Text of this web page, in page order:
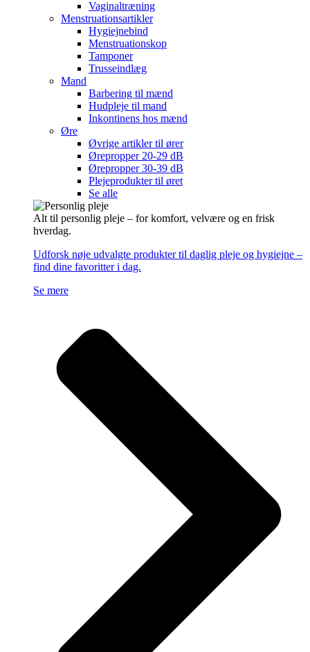
Vaginaltræning
Menstruationsartikler
Hygiejnebind
Menstruationskop
Tamponer
Trusseindlæg
Mand
Barbering til mænd
Hudpleje til mand
Inkontinens hos mænd
Øre
Øvrige artikler til ører
Ørepropper 20-29 dB
Ørepropper 30-39 dB
Plejeprodukter til øret
Se alle
Alt til personlig pleje – for komfort, velvære og en frisk
hverdag.
Udforsk nøje udvalgte produkter til daglig pleje og hygiejne –
find dine favoritter i dag.
Se mere